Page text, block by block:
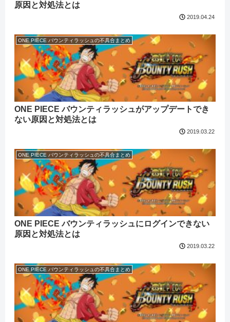
原因と対処法とは
2019.04.24
ONE PIECE バウンティラッシュの不具合まとめ
ONE PIECE バウンティラッシュがアップデートでき
ない原因と対処法とは
2019.03.22
ONE PIECE バウンティラッシュの不具合まとめ
ONE PIECE バウンティラッシュにログインできない
原因と対処法とは
2019.03.22
ONE PIECE バウンティラッシュの不具合まとめ